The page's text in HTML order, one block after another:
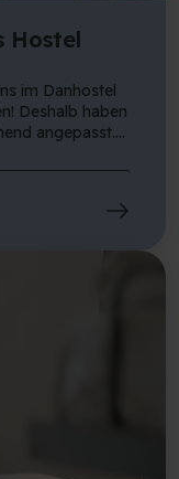
Hostel
im Danhostel
Deshalb haben
angepasst.
für
usw. zur